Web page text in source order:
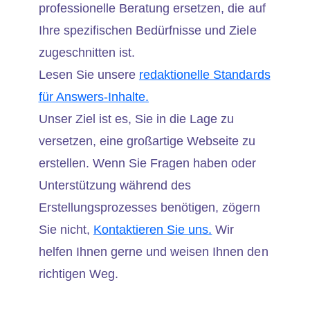
professionelle Beratung ersetzen, die auf
Ihre spezifischen Bedürfnisse und Ziele
zugeschnitten ist.
Lesen Sie unsere redaktionelle Standards
für Answers-Inhalte.
Unser Ziel ist es, Sie in die Lage zu
versetzen, eine großartige Webseite zu
erstellen. Wenn Sie Fragen haben oder
Unterstützung während des
Erstellungsprozesses benötigen, zögern
Sie nicht, Kontaktieren Sie uns. Wir
helfen Ihnen gerne und weisen Ihnen den
richtigen Weg.